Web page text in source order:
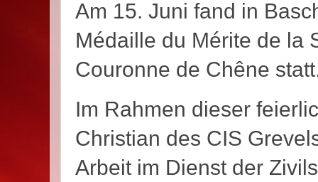
Am 15. Juni fand in
Médaille du Mérite de la
Couronne de Chêne
Im Rahmen dieser
Christian des CIS
Arbeit im Dienst der